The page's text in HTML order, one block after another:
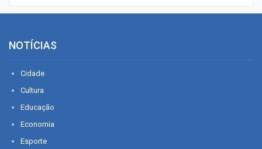
NOTÍCIAS
Cidade
Cultura
Educação
Economia
Esporte